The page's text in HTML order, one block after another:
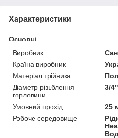
Характеристики
Основні
Виробник
Країна виробник
Матеріал трійника
Діаметр різьблення
горловини
3/
Умовний прохід
25
Робоче середовище